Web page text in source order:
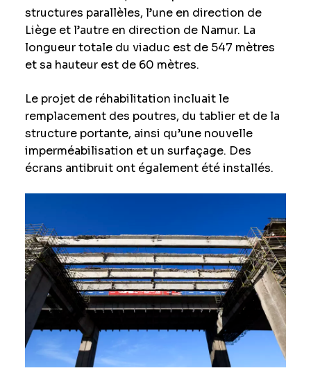
structures parallèles, l’une en direction de
Liège et l’autre en direction de Namur. La
longueur totale du viaduc est de 547 mètres
et sa hauteur est de 60 mètres.
Le projet de réhabilitation incluait le
remplacement des poutres, du tablier et de la
structure portante, ainsi qu’une nouvelle
imperméabilisation et un surfaçage. Des
écrans antibruit ont également été installés.